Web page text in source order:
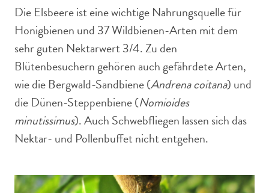
Die Elsbeere ist eine wichtige Nahrungsquelle für
Honigbienen und 37 Wildbienen-Arten mit dem
sehr guten Nektarwert 3/4. Zu den
Blütenbesuchern gehören auch gefährdete Arten,
wie die Bergwald-Sandbiene (Andrena coitana) und
die Dünen-Steppenbiene (Nomioides
minutissimus). Auch Schwebfliegen lassen sich das
Nektar- und Pollenbuffet nicht entgehen.